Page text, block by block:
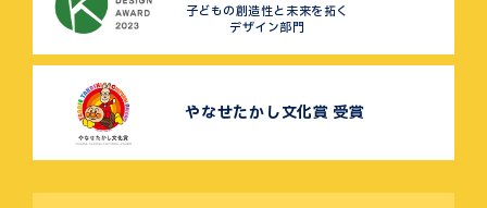
子どもの創造性と未来を拓く
デザイン部門
やなせたかし文化賞 受賞